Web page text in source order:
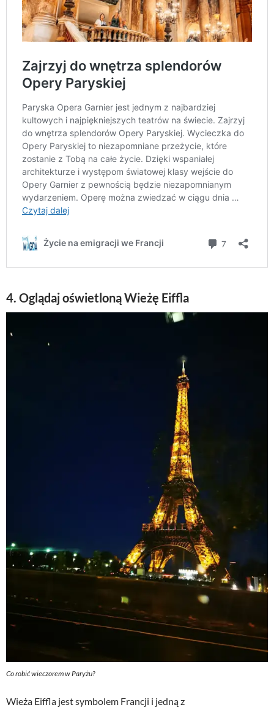
4. Oglądaj oświetloną Wieżę Eiffla
Co robić wieczorem w Paryżu?
Wieża Eiffla jest symbolem Francji i jedną z